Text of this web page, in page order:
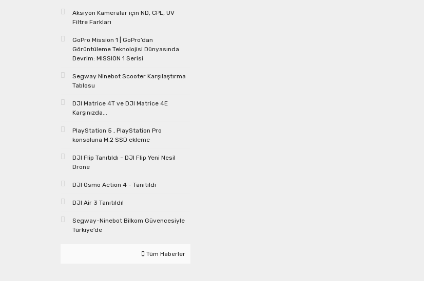
Aksiyon Kameralar için ND, CPL, UV
Filtre Farkları
GoPro Mission 1 | GoPro’dan
Görüntüleme Teknolojisi Dünyasında
Devrim: MISSION 1 Serisi
Segway Ninebot Scooter Karşılaştırma
Tablosu
DJI Matrice 4T ve DJI Matrice 4E
Karşınızda...
PlayStation 5 , PlayStation Pro
konsoluna M.2 SSD ekleme
DJI Flip Tanıtıldı - DJI Flip Yeni Nesil
Drone
DJI Osmo Action 4 - Tanıtıldı
DJI Air 3 Tanıtıldı!
Segway-Ninebot Bilkom Güvencesiyle
Türkiye’de
Tüm Haberler